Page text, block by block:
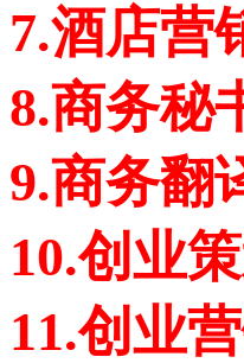
7.酒店营
8.商务秘
9.商务翻
10.创业
11.创业